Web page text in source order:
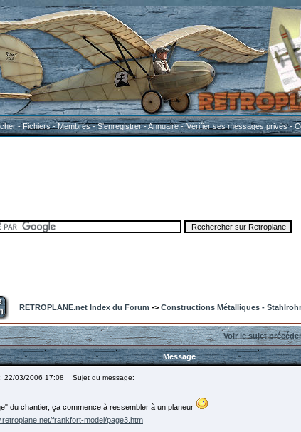
-Fichiers-Membres-S'enregistrer-Annuaire-Vérifier ses messages privés-
RETROPLANE.net Index du Forum -> Constructions Métalliques -
Voir le sujet
Message
22/03/2006 17:08 Sujet du message:
du chantier, ça commence à ressembler à un planeur
frankfort-model/page3.htm